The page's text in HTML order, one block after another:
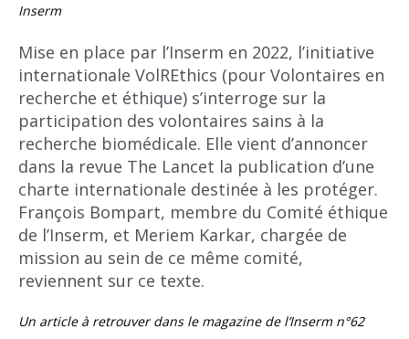
Inserm
Mise en place par l’Inserm en 2022, l’initiative
internationale VolREthics (pour Volontaires en
recherche et éthique) s’interroge sur la
participation des volontaires sains à la
recherche biomédicale. Elle vient d’annoncer
dans la revue The Lancet la publication d’une
charte internationale destinée à les protéger.
François Bompart, membre du Comité éthique
de l’Inserm, et Meriem Karkar, chargée de
mission au sein de ce même comité,
reviennent sur ce texte.
Un article à retrouver dans le magazine de l’Inserm n°62